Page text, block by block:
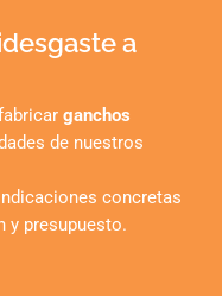
a
ganchos
de nuestros
concretas
y presupuesto.